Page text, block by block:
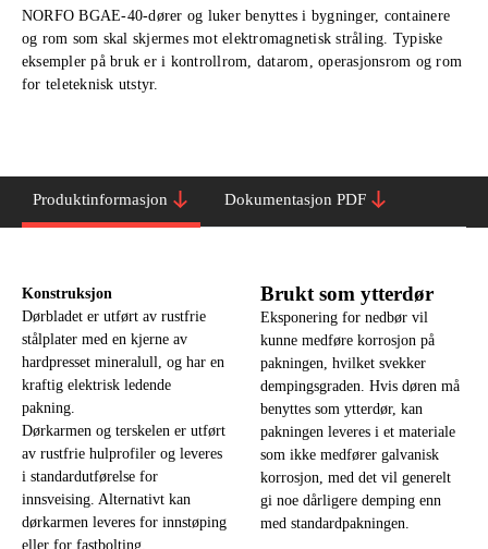
NORFO BGAE-40-dører og luker benyttes i bygninger, containere
og rom som skal skjermes mot elektromagnetisk stråling. Typiske
eksempler på bruk er i kontrollrom, datarom, operasjonsrom og rom
for teleteknisk utstyr.
Produktinformasjon Dokumentasjon PDF
Konstruksjon
Dørbladet er utført av rustfrie
stålplater med en kjerne av
hardpresset mineralull, og har en
kraftig elektrisk ledende
pakning.
Dørkarmen og terskelen er utført
av rustfrie hulprofiler og leveres
i standardutførelse for
innsveising. Alternativt kan
dørkarmen leveres for innstøping
eller for fastbolting.
Brukt som ytterdør
Eksponering for nedbør vil
kunne medføre korrosjon på
pakningen, hvilket svekker
dempingsgraden. Hvis døren må
benyttes som ytterdør, kan
pakningen leveres i et materiale
som ikke medfører galvanisk
korrosjon, med det vil generelt
gi noe dårligere demping enn
med standardpakningen.